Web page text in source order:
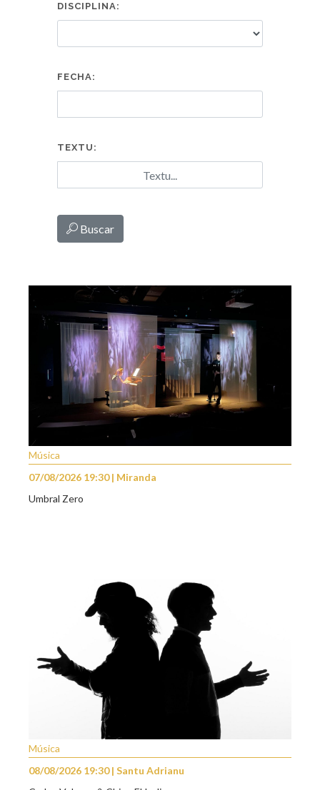
DISCIPLINA:
FECHA:
TEXTU:
Buscar
Música
07/08/2026 19:30 | Miranda
Umbral Zero
Música
08/08/2026 19:30 | Santu Adrianu